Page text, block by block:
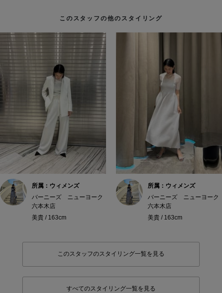
このスタッフの他のスタイリング
所属：ウィメンズ
バーニーズ ニューヨーク
六本木店
美貴 / 163cm
所属：ウィメンズ
バーニーズ ニューヨーク
六本木店
美貴 / 163cm
このスタッフのスタイリング一覧を見る
すべてのスタイリング一覧を見る